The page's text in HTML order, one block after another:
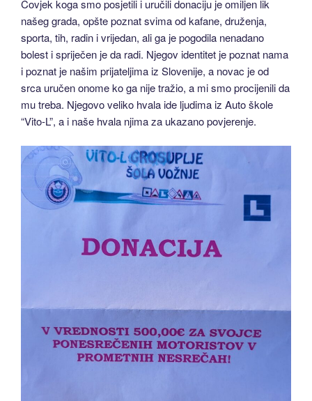
Čovjek koga smo posjetili i uručili donaciju je omiljen lik
našeg grada, opšte poznat svima od kafane, druženja,
sporta, tih, radin i vrijedan, ali ga je pogodila nenadano
bolest i spriječen je da radi. Njegov identitet je poznat nama
i poznat je našim prijateljima iz Slovenije, a novac je od
srca uručen onome ko ga nije tražio, a mi smo procijenili da
mu treba. Njegovo veliko hvala ide ljudima iz Auto škole
“Vito-L”, a i naše hvala njima za ukazano povjerenje.